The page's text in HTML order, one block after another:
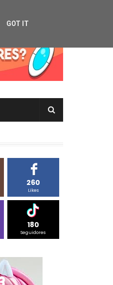
260
Likes
180
Seguidores
GOT IT